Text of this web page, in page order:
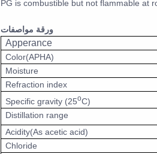
PG is combustible but not flammable at
ورقة مواصفات
Apperance
Color(APHA)
Moisture
Refraction index
Specific gravity (25oC)
Distillation range
Acidity(As acetic acid)
Chloride